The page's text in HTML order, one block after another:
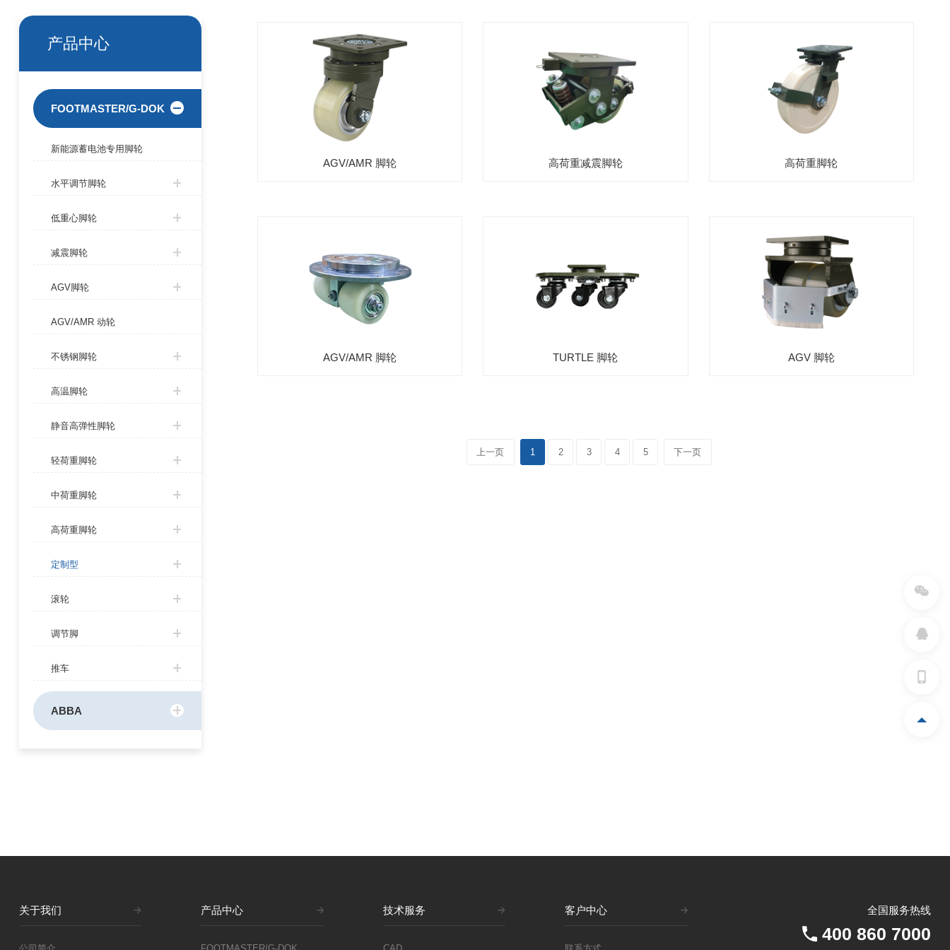
产品中心
FOOTMASTER/G-DOK
新能源蓄电池专用脚轮
水平调节脚轮
低重心脚轮
减震脚轮
AGV脚轮
AGV/AMR 动轮
不锈钢脚轮
高温脚轮
静音高弹性脚轮
轻荷重脚轮
中荷重脚轮
高荷重脚轮
定制型
滚轮
调节脚
推车
ABBA
AGV/AMR 脚轮 高荷重减震脚轮 高荷重脚轮
AGV/AMR 脚轮 TURTLE 脚轮 AGV 脚轮
上一页 1 2 3 4 5 下一页
关于我们 产品中心 技术服务 客户中心 全国服务热线
400 860 7000